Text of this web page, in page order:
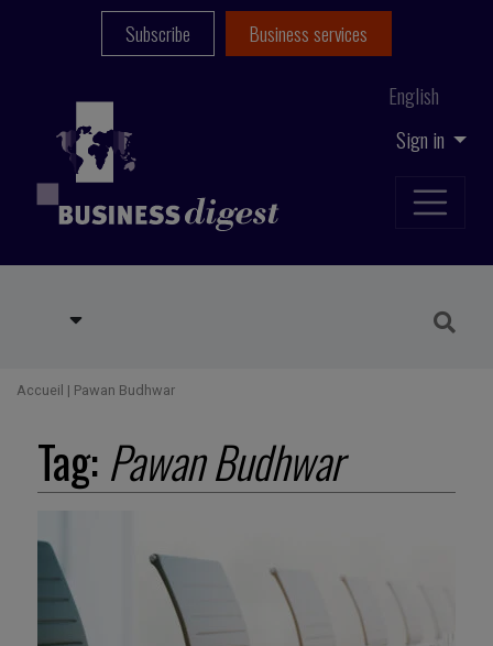
Sign in
English
Subscribe Business services
Accueil | Pawan Budhwar
Tag: Pawan Budhwar